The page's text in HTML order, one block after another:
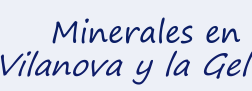
Minerales en
Vilanova y la